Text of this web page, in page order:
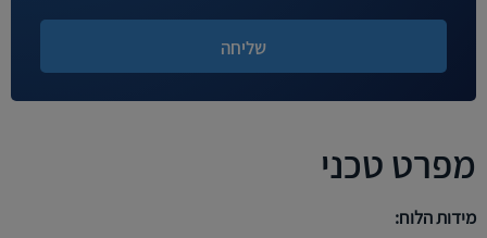
מפרט טכני
מידות הלוח: